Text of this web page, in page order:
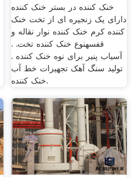
خنک کننده در بستر خنک کننده
دارای یک زنجیره ای از تخت خنک
کننده کرم خنک کننده نوار نقاله و
قفسهنوع خنک کننده تخت. .
آسیاب پنیر برای نوه خنک کننده .
تولید سنگ آهک تجهیزات خط آب
خنک کننده.